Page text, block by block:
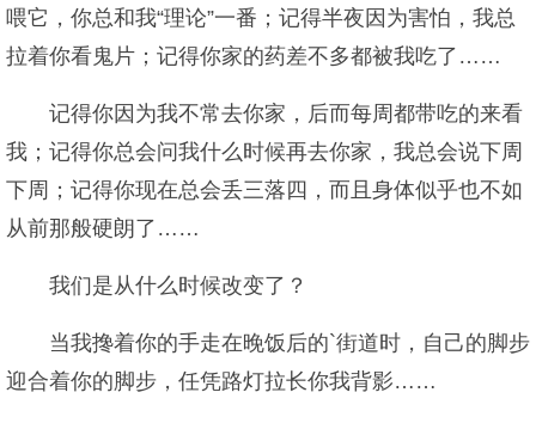
喂它，你总和我“理论”一番；记得半夜因为害怕，我总
拉着你看鬼片；记得你家的药差不多都被我吃了……
记得你因为我不常去你家，后而每周都带吃的来看
我；记得你总会问我什么时候再去你家，我总会说下周
下周；记得你现在总会丢三落四，而且身体似乎也不如
从前那般硬朗了……
我们是从什么时候改变了？
当我搀着你的手走在晚饭后的`街道时，自己的脚步
迎合着你的脚步，任凭路灯拉长你我背影……